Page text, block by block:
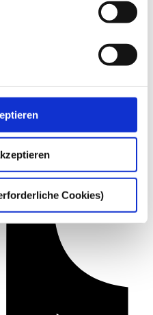
Cookies)